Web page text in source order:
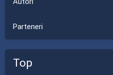
Parteneri
Top